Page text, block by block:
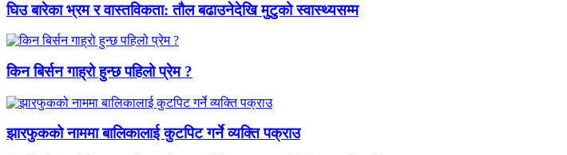
घिउ बारेका भ्रम र वास्तविकता: तौल बढाउनेदेखि मुटुको स्वास्थ्यसम्म
किन बिर्सन गाह्रो हुन्छ पहिलो प्रेम ?
झारफुकको नाममा बालिकालाई कुटपिट गर्ने व्यक्ति पक्राउ